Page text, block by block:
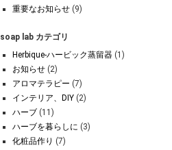
重要なお知らせ (9)
soap lab カテゴリ
Herbique-ハービック蒸留器 (1)
お知らせ (2)
アロマテラピー (7)
インテリア、DIY (2)
ハーブ (11)
ハーブを暮らしに (3)
化粧品作り (7)